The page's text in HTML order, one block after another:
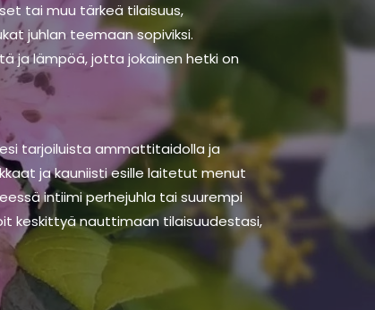
tai muu tärkeä tilaisuus,
juhlan teemaan sopiviksi.
ja lämpöä, jotta jokainen hetki on
tarjoiluista ammattitaidolla ja
ja kauniisti esille laitetut menut
intiimi perhejuhla tai suurempi
keskittyä nauttimaan tilaisuudestasi,